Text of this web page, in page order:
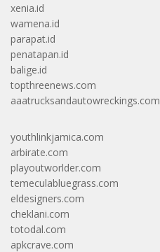
xenia.id
wamena.id
parapat.id
penatapan.id
balige.id
topthreenews.com
aaatrucksandautowreckings.com
youthlinkjamica.com
arbirate.com
playoutworlder.com
temeculabluegrass.com
eldesigners.com
cheklani.com
totodal.com
apkcrave.com